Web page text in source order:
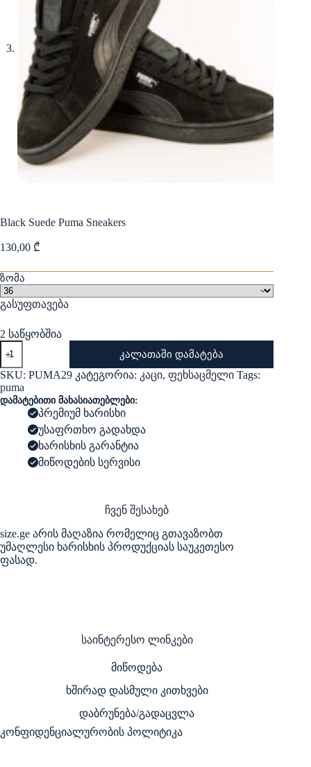
Black Suede Puma Sneakers
130,00 ₾
ზომა
გასუფთავება
2 საწყობშია
Black
Suede
Puma
Sneakers
კალათაში დამატება
SKU: PUMA29 კატეგორია: კაცი, ფეხსაცმელი Tags:
puma
დამატებითი მახასიათებლები:
პრემიუმ ხარისხი
უსაფრთხო გადახდა
ხარისხის გარანტია
მიწოდების სერვისი
ჩვენ შესახებ
size.ge არის მაღაზია რომელიც გთავაზობთ
უმაღლესი ხარისხის პროდუქციას საუკეთესო
ფასად.
საინტერესო ლინკები
მიწოდება
ხშირად დასმული კითხვები
დაბრუნება/გადაცვლა
კონფიდენციალურობის პოლიტიკა